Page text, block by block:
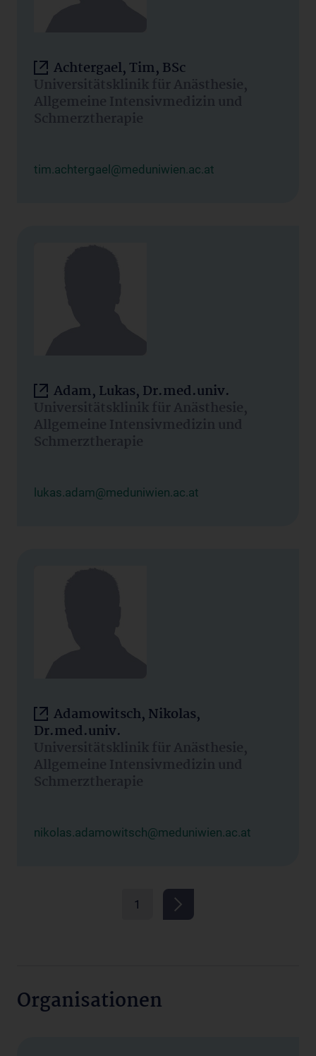
Achtergael, Tim, BSc
Universitätsklinik für Anästhesie,
Allgemeine Intensivmedizin und
Schmerztherapie
tim.achtergael@meduniwien.ac.at
Adam, Lukas, Dr.med.univ.
Universitätsklinik für Anästhesie,
Allgemeine Intensivmedizin und
Schmerztherapie
lukas.adam@meduniwien.ac.at
Adamowitsch, Nikolas,
Dr.med.univ.
Universitätsklinik für Anästhesie,
Allgemeine Intensivmedizin und
Schmerztherapie
nikolas.adamowitsch@meduniwien.ac.at
1
Organisationen